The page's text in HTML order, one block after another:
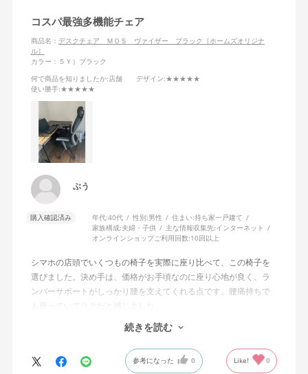
コスパ最強多機能チェア
商品名： デスクチェア ＭＯＳ ヴァイザー ブラック［ホームズオリジナ
ル］
カラー：５Ｙ）ブラック
何で商品を知りましたか:店舗 デザイン:★★★★★
使い勝手:★★★★★
ぶう
購入確認済み 年代:40代 性別:男性 住まい:持ち家一戸建て
家族構成:夫婦・子供 主な情報収集先:インターネット
オンラインショップご利用回数:10回以上
シマホの店頭でいくつもの椅子を実際に座り比べて、この椅子を
選びました。決め手は、価格がお手頃なのに座り心地が良く、ラ
ンバーサポートがしっかり腰を支えてくれる点です。腰痛持ちで
も座っていてラクだと感じました。
リクライニングも硬すぎず、自然な力でスムーズに後ろへ倒れる
のが快適です。肘掛けは高さと角度を変えられるので、作業姿勢
に合わせやすいのも良いところ。さらにフットレスト付きで足を
伸ばして休憩でき、在宅作業にも向いていると思います。
続きを読む
参考になった 0 Like! 0